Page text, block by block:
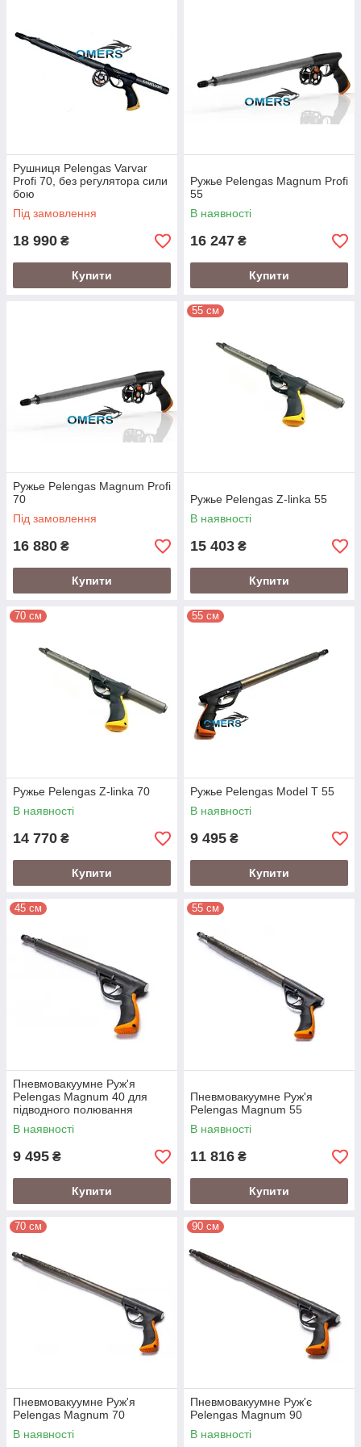
Рушниця Pelengas Varvar
Profi 70, без регулятора сили
бою
Під замовлення
18 990 ₴
Купити
Ружье Pelengas Magnum Profi
55
В наявності
16 247 ₴
Купити
Ружье Pelengas Magnum Profi
70
Під замовлення
16 880 ₴
Купити
55 см
Ружье Pelengas Z-linka 55
В наявності
15 403 ₴
Купити
70 см
Ружье Pelengas Z-linka 70
В наявності
14 770 ₴
Купити
55 см
Ружье Pelengas Model T 55
В наявності
9 495 ₴
Купити
45 см
Пневмовакуумне Руж'я
Pelengas Magnum 40 для
підводного полювання
В наявності
9 495 ₴
Купити
55 см
Пневмовакуумне Руж'я
Pelengas Magnum 55
В наявності
11 816 ₴
Купити
70 см
Пневмовакуумне Руж'я
Pelengas Magnum 70
В наявності
90 см
Пневмовакуумне Руж'є
Pelengas Magnum 90
В наявності